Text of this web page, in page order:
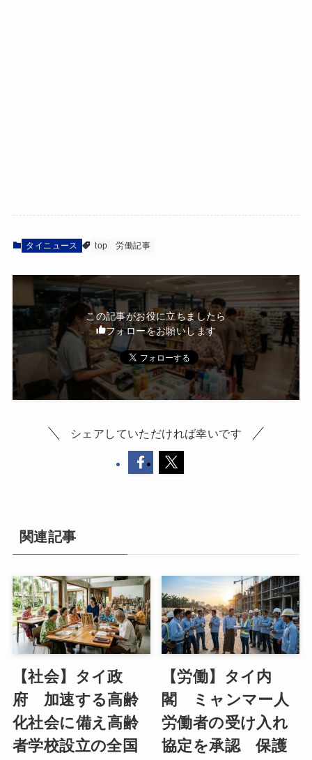
タイニュース top 労働記事
この記事がお役に立ちましたら
フォローをお願いします
シェアしていただければ幸いです
関連記事
【社会】タイ政
府 加速する高齢
化社会に備え高齢
者学校設立の全国
【労働】タイ内
閣 ミャンマー人
労働者の受け入れ
協定を承認 保護